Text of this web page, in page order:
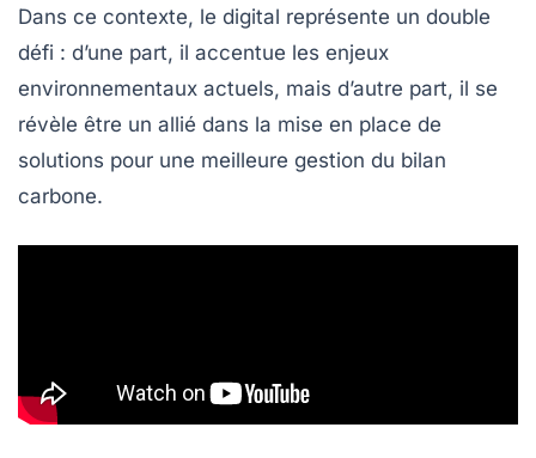
Dans ce contexte, le digital représente un double
défi : d’une part, il accentue les enjeux
environnementaux actuels, mais d’autre part, il se
révèle être un allié dans la mise en place de
solutions pour une meilleure gestion du bilan
carbone.